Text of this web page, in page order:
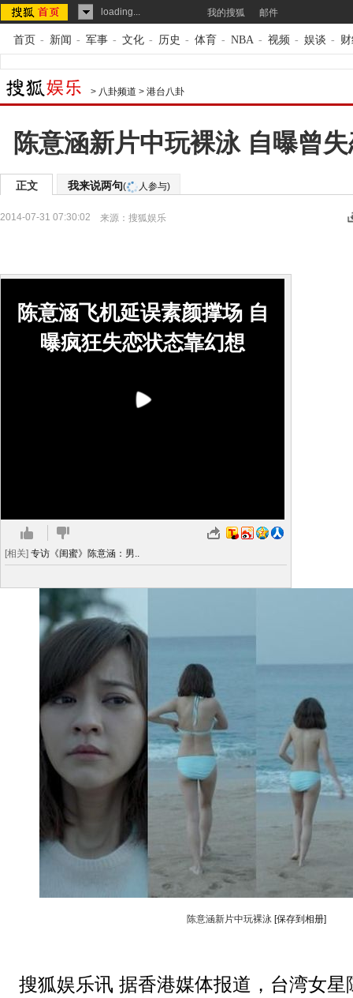
loading... 我的搜狐 邮件
首页 - 新闻 - 军事 - 文化 - 历史 - 体育 - NBA - 视频 - 娱谈 -
> 八卦频道 > 港台八卦
陈意涵新片中玩裸泳 自曝曾
正文 我来说两句( 人参与)
2014-07-31 07:30:02 来源： 搜狐娱乐
陈意涵飞机延误素颜撑场 自
曝疯狂失恋状态靠幻想
[相关] 专访《闺蜜》陈意涵：男..
陈意涵新片中玩裸泳 [保存到相册]
搜狐娱乐讯 据香港媒体报道，台湾女星